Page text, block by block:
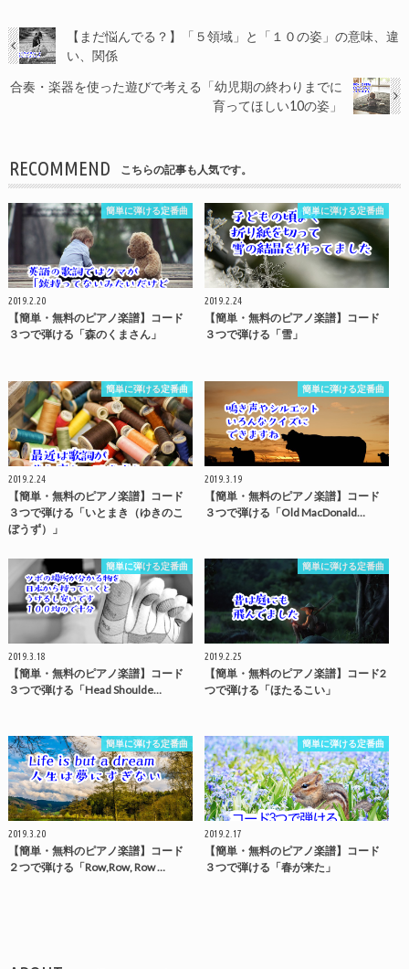
【まだ悩んでる？】「５領域」と「１０の姿」の意味、違
い、関係
合奏・楽器を使った遊びで考える「幼児期の終わりまでに
育ってほしい10の姿」
RECOMMEND こちらの記事も人気です。
簡単に弾ける定番曲
2019.2.20
【簡単・無料のピアノ楽譜】コード
３つで弾ける「森のくまさん」
簡単に弾ける定番曲
2019.2.24
【簡単・無料のピアノ楽譜】コード
３つで弾ける「雪」
簡単に弾ける定番曲
2019.2.24
【簡単・無料のピアノ楽譜】コード
３つで弾ける「いとまき（ゆきのこ
ぼうず）」
簡単に弾ける定番曲
2019.3.19
【簡単・無料のピアノ楽譜】コード
３つで弾ける「Old MacDonald…
簡単に弾ける定番曲
2019.3.18
【簡単・無料のピアノ楽譜】コード
３つで弾ける「Head Shoulde…
簡単に弾ける定番曲
2019.2.25
【簡単・無料のピアノ楽譜】コード2
つで弾ける「ほたるこい」
簡単に弾ける定番曲
2019.3.20
【簡単・無料のピアノ楽譜】コード
２つで弾ける「Row,Row, Row …
簡単に弾ける定番曲
2019.2.17
【簡単・無料のピアノ楽譜】コード
３つで弾ける「春が来た」